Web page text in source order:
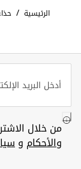
الرئيسية /
من خلال
والأحكام و